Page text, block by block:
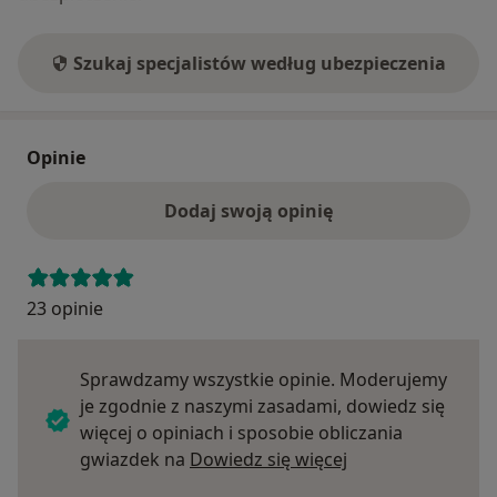
Szukaj specjalistów według ubezpieczenia
Opinie
Dodaj swoją opinię
23 opinie
Sprawdzamy wszystkie opinie. Moderujemy
je zgodnie z naszymi zasadami, dowiedz się
więcej o opiniach i sposobie obliczania
gwiazdek na Dowiedz się więcej